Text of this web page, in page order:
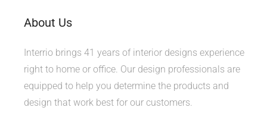
About Us
Interrio brings 41 years of interior designs experience
right to home or office. Our design professionals are
equipped to help you determine the products and
design that work best for our customers.